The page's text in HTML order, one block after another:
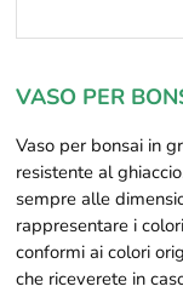
VASO PER
Vaso per bonsai in
resistente al
sempre alle
rappresentare i
conformi ai colori
che riceverete in